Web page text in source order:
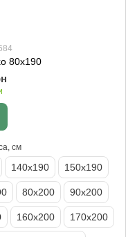
80х190
см
140х190 150х190
80х200 90х200
160х200 170х200